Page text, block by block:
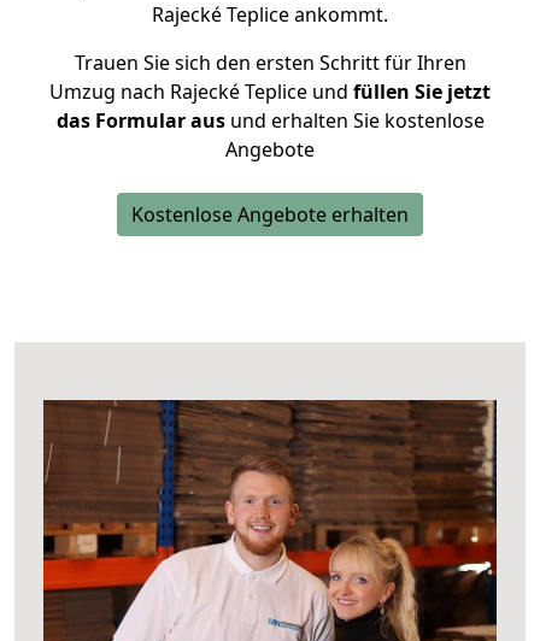
Rajecké Teplice ankommt.
Trauen Sie sich den ersten Schritt für Ihren
Umzug nach Rajecké Teplice und füllen Sie jetzt
das Formular ausund erhalten Sie kostenlose
Angebote
Kostenlose Angebote erhalten